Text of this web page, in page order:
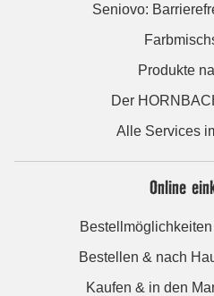
Seniovo:
Produkte
Der
Alle Services
Online
Bestellen & nach
Kaufen & in den